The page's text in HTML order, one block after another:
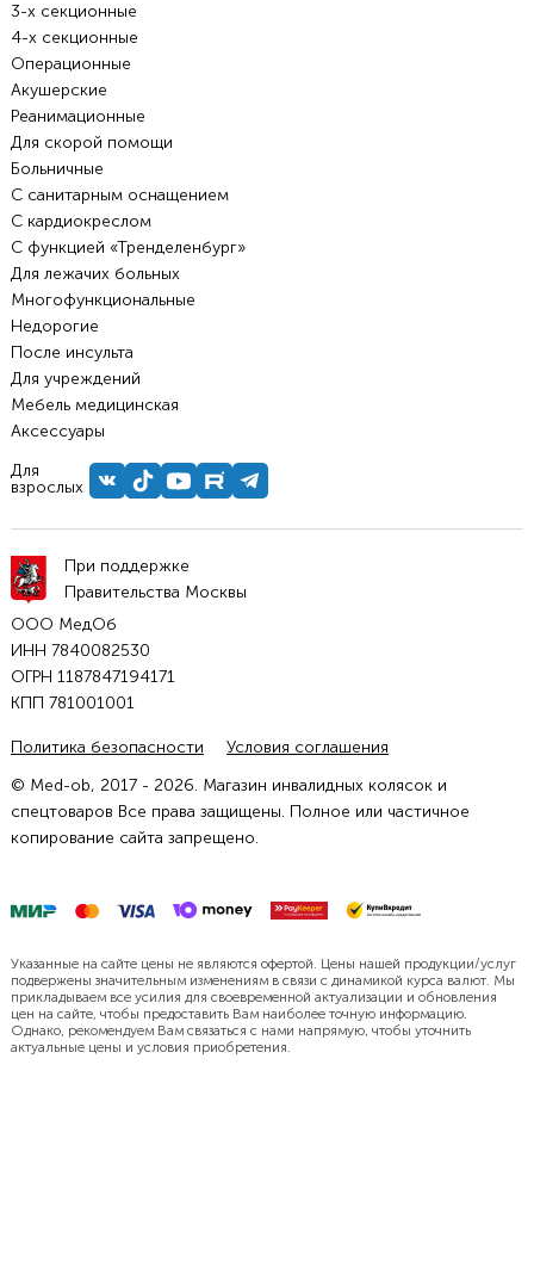
3-х секционные
4-х секционные
Операционные
Акушерские
Реанимационные
Для скорой помощи
Больничные
С санитарным оснащением
С кардиокреслом
С функцией «Тренделенбург»
Для лежачих больных
Многофункциональные
Недорогие
После инсульта
Для учреждений
Мебель медицинская
Аксессуары
Для
взрослых
При поддержке
Правительства Москвы
ООО МедОб
ИНН 7840082530
ОГРН 1187847194171
КПП 781001001
Политика безопасности
Условия соглашения
© Med-ob, 2017 - 2026. Магазин инвалидных колясок и
спецтоваров Все права защищены. Полное или частичное
копирование сайта запрещено.
Указанные на сайте цены не являются офертой. Цены нашей продукции/услуг
подвержены значительным изменениям в связи с динамикой курса валют. Мы
прикладываем все усилия для своевременной актуализации и обновления
цен на сайте, чтобы предоставить Вам наиболее точную информацию.
Однако, рекомендуем Вам связаться с нами напрямую, чтобы уточнить
актуальные цены и условия приобретения.